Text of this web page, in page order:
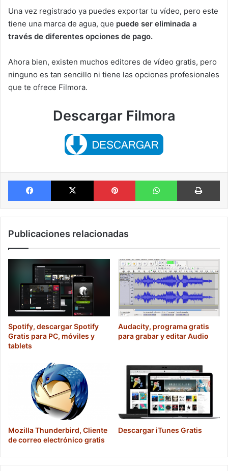
Una vez registrado ya puedes exportar tu vídeo, pero este
tiene una marca de agua, que puede ser eliminada a
través de diferentes opciones de pago.
Ahora bien, existen muchos editores de vídeo gratis, pero
ninguno es tan sencillo ni tiene las opciones profesionales
que te ofrece Filmora.
Descargar Filmora
Facebook X Pinterest WhatsApp
Publicaciones relacionadas
Spotify, descargar Spotify
Gratis para PC, móviles y
tablets
Audacity, programa gratis
para grabar y editar Audio
Mozilla Thunderbird, Cliente
de correo electrónico gratis
Descargar iTunes Gratis